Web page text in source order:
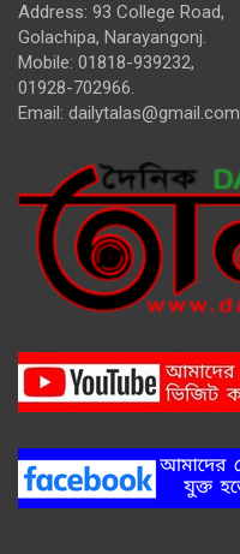
Address: 93 College Road,
Golachipa, Narayangonj.
Mobile: 01818-939232,
01928-702966.
Email: dailytalas@gmail.com